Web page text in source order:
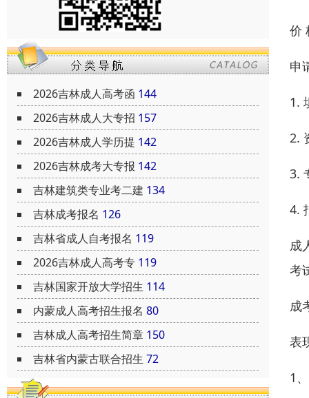
2026吉林成人高考函 144
2026吉林成人大专招 157
2026吉林成人学历提 142
2026吉林成考大专报 142
吉林建筑类专业考二建 134
吉林成考报名 126
吉林省成人自考报名 119
2026吉林成人高考专 119
吉林国家开放大学招生 114
内蒙成人高考招生报名 80
吉林成人高考招生简章 150
吉林省内蒙古联合招生 72
价
申
1.
2.
3.
4.
成
考
成
表
1